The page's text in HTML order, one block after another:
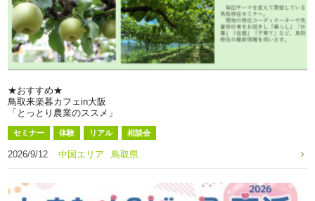
★おすすめ★
鳥取来楽暮カフェin大阪
「とっとり農業のススメ」
セミナー 体験 リアル 相談会
2026/9/12 中国エリア 鳥取県